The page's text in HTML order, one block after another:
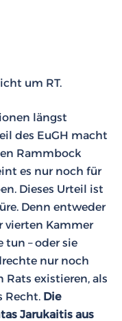
um RT.
längst
des EuGH macht
Rammbock
es nur noch für
Dieses Urteil ist
Denn entweder
vierten Kammer
tun – oder sie
nur noch
Rats existieren, als
Recht. Die
Jarukaitis aus